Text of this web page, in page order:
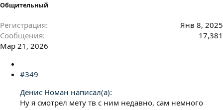
Общительный
Регистрация
Янв 8, 2025
Сообщения
17,381
Мар 21, 2026
#349
Денис Номан написал(а):
Ну я смотрел мету тв с ним недавно, сам немного